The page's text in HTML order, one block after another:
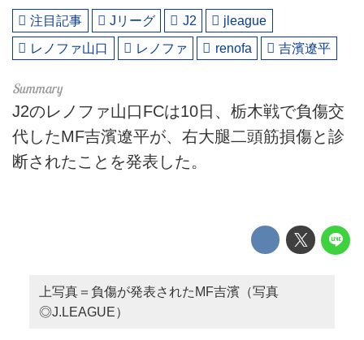
注目記事 Jリーグ J2
jleague
レノファ山口
レノファ renofa 吉濱遼平
J2のレノファ山口FCは10日、栃木戦で負傷交
代したMF吉濱遼平が、右大腿二頭筋損傷と診
断されたことを発表した。
上写真＝負傷が発表されたMF吉濱（写真
◎J.LEAGUE）